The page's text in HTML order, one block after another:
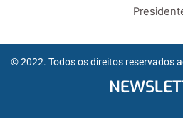
© 2022. Todos os direitos reservados